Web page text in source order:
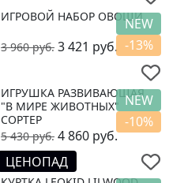
NEW
-13%
ИГРОВОЙ НАБОР ОВОЩИ
3 960руб. 3 421 руб.
NEW
-10%
ИГРУШКА РАЗВИВАЮЩАЯ
"В МИРЕ ЖИВОТНЫХ"
СОРТЕР
5 430руб. 4 860 руб.
ЦЕНОПАД